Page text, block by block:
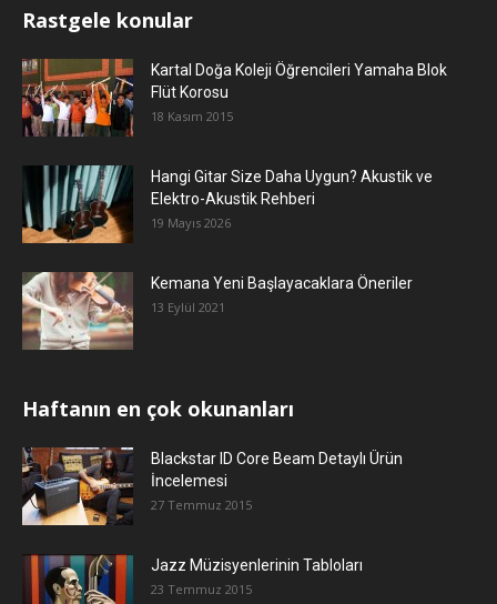
Rastgele konular
Kartal Doğa Koleji Öğrencileri Yamaha Blok
Flüt Korosu
18 Kasım 2015
Hangi Gitar Size Daha Uygun? Akustik ve
Elektro-Akustik Rehberi
19 Mayıs 2026
Kemana Yeni Başlayacaklara Öneriler
13 Eylül 2021
Haftanın en çok okunanları
Blackstar ID Core Beam Detaylı Ürün
İncelemesi
27 Temmuz 2015
Jazz Müzisyenlerinin Tabloları
23 Temmuz 2015